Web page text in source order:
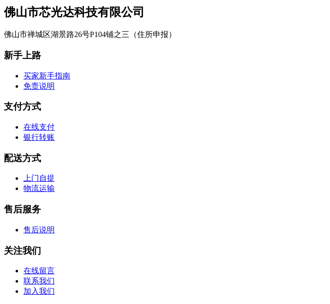
佛山市芯光达科技有限公司
佛山市禅城区湖景路26号P104铺之三（住所申报）
新手上路
买家新手指南
免责说明
支付方式
在线支付
银行转账
配送方式
上门自提
物流运输
售后服务
售后说明
关注我们
在线留言
联系我们
加入我们